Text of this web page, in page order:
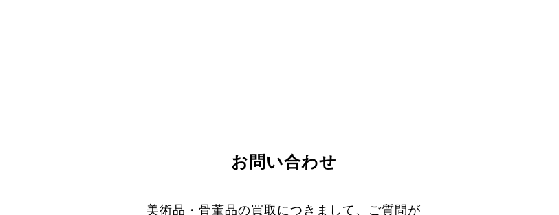
お問い合わせ
美術品・骨董品の買取につきまして、ご質問が